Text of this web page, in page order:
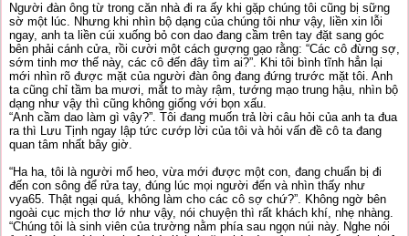
Người đàn ông từ trong căn nhà đi ra ấy khi gặp chúng tôi cũng bị sững
sờ một lúc. Nhưng khi nhìn bộ dạng của chúng tôi như vậy, liền xin lỗi
ngay, anh ta liền cúi xuống bỏ con dao đang cầm trên tay đặt sang góc
bên phải cánh cửa, rồi cười một cách gượng gạo rằng: “Các cô đừng sợ,
sớm tinh mơ thế này, các cô đến đây tìm ai?”. Khi tôi bình tĩnh hẳn lại
mới nhìn rõ được mặt của người đàn ông đang đứng trước mặt tôi. Anh
ta cũng chỉ tầm ba mươi, mắt to mày rậm, tướng mạo trung hậu, nhìn bộ
dạng như vậy thì cũng không giống với bọn xấu.
“Anh cầm dao làm gì vậy?”. Tôi đang muốn trả lời câu hỏi của anh ta đua
ra thì Lưu Tịnh ngay lập tức cướp lời của tôi và hỏi vấn đề cô ta đang
quan tâm nhất bây giờ.
“Ha ha, tôi là người mổ heo, vừa mới được một con, đang chuẩn bị đi
đến con sông để rửa tay, đúng lúc mọi người đến và nhìn thấy như
vya65. Thật ngại quá, không làm cho các cô sợ chứ?”. Không ngờ bên
ngoài cục mịch thơ lớ như vậy, nói chuyện thì rất khách khí, nhẹ nhàng.
“Chúng tôi là sinh viên của trường nằm phía sau ngọn núi này. Nghe nói